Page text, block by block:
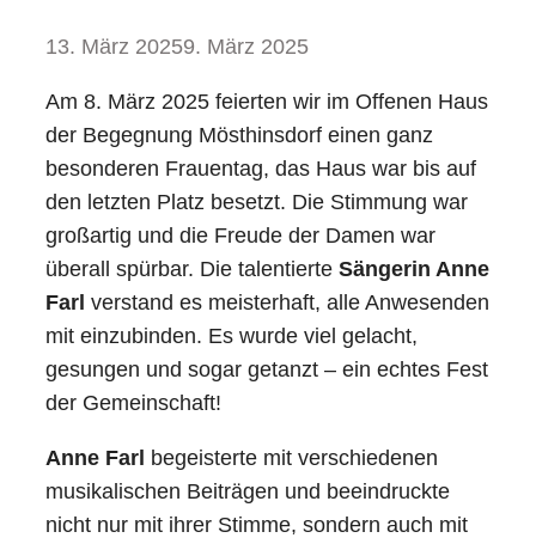
13. März 20259. März 2025
Am 8. März 2025 feierten wir im Offenen Haus
der Begegnung Mösthinsdorf einen ganz
besonderen Frauentag, das Haus war bis auf
den letzten Platz besetzt. Die Stimmung war
großartig und die Freude der Damen war
überall spürbar. Die talentierte Sängerin Anne
Farl verstand es meisterhaft, alle Anwesenden
mit einzubinden. Es wurde viel gelacht,
gesungen und sogar getanzt – ein echtes Fest
der Gemeinschaft!
Anne Farl begeisterte mit verschiedenen
musikalischen Beiträgen und beeindruckte
nicht nur mit ihrer Stimme, sondern auch mit